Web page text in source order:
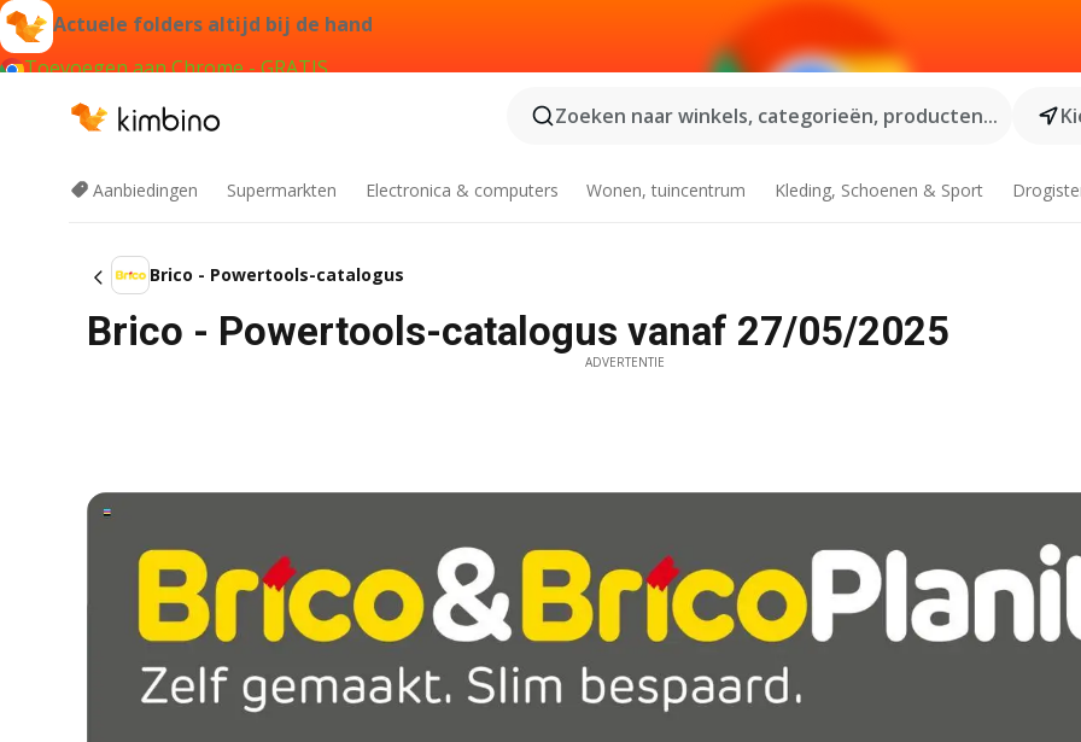
Actuele folders altijd bij de hand
Toevoegen aan Chrome - GRATIS
Zoeken naar winkels, categorieën, producten...
Aanbiedingen Supermarkten Electronica & computers Wonen, tuincentrum Kleding, Schoenen & Sport
Brico - Powertools-catalogus
Brico - Powertools-catalogus vanaf 27/05/2025
ADVERTENTIE